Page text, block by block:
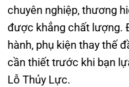
chuyên nghiệp, thương
được khẳng chất lượng.
hành, phụ kiện thay thế
cần thiết trước khi bạn
Lỗ Thủy Lực.